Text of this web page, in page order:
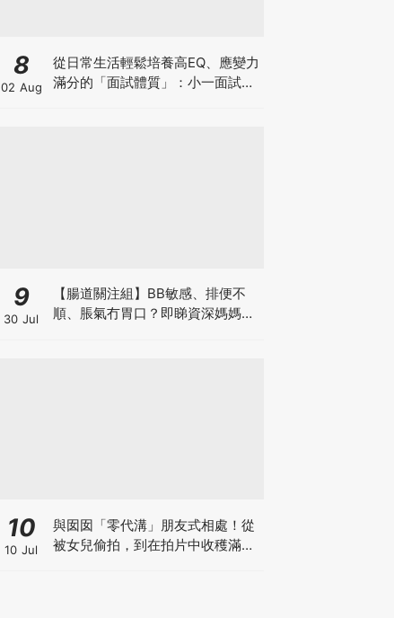
8
02 Aug
從日常生活輕鬆培養高EQ、應變力
滿分的「面試體質」：小一面試最
9
30 Jul
【腸道關注組】BB敏感、排便不
順、脹氣冇胃口？即睇資深媽媽分
10
10 Jul
與囡囡「零代溝」朋友式相處！從
被女兒偷拍，到在拍片中收穫滿足